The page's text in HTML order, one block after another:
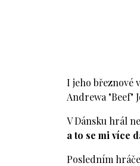
I jeho březnové
Andrewa "Beef"
V Dánsku hrál
a to se mi více
Posledním